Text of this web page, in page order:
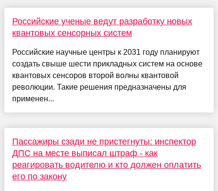
Российские ученые ведут разработку новых
квантовых сенсорных систем
Российские научные центры к 2031 году планируют
создать свыше шести прикладных систем на основе
квантовых сенсоров второй волны квантовой
революции. Такие решения предназначены для
применен...
Пассажиры сзади не пристегнуты: инспектор
ДПС на месте выписал штраф - как
реагировать водителю и кто должен оплатить
его по закону